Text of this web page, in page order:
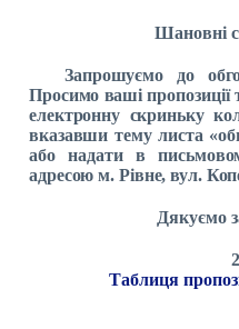
Шановні
Запрошуємо до
Просимо ваші пропозиції
електронну скриньку
вказавши тему листа
або надати в
адресою м. Рівне, вул.
Дякуємо
Таблиця